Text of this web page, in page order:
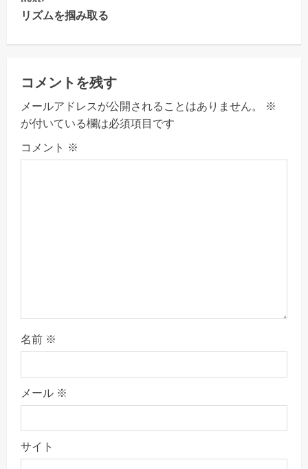
n
u
e
n
g
リズムを掴み取る
コメントを残す
メールアドレスが公開されることはありません。
※
が付いている欄は必須項目です
コメント ※
名前 ※
メール ※
サイト